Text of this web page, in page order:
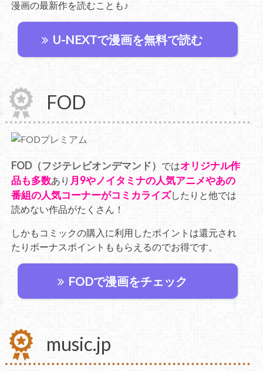
漫画の最新作を読むことも♪
U-NEXTで漫画を無料で読む
FOD
FOD（フジテレビオンデマンド） ではオリジナル作
品も多数あり 月9やノイタミナの人気アニメやあの
番組の人気コーナーがコミカライズしたりと他では
読めない作品がたくさん！
しかもコミックの購入に利用したポイントは還元され
たりボーナスポイントももらえるのでお得です。
FODで漫画をチェック
music.jp